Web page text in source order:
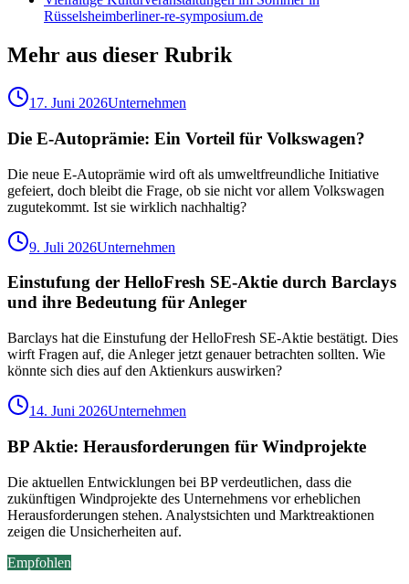
Rüsselsheimberliner-re-symposium.de
Mehr aus dieser Rubrik
17. Juni 2026Unternehmen
Die E-Autoprämie: Ein Vorteil für Volkswagen?
Die neue E-Autoprämie wird oft als umweltfreundliche Initiative
gefeiert, doch bleibt die Frage, ob sie nicht vor allem Volkswagen
zugutekommt. Ist sie wirklich nachhaltig?
9. Juli 2026Unternehmen
Einstufung der HelloFresh SE-Aktie durch Barclays
und ihre Bedeutung für Anleger
Barclays hat die Einstufung der HelloFresh SE-Aktie bestätigt. Dies
wirft Fragen auf, die Anleger jetzt genauer betrachten sollten. Wie
könnte sich dies auf den Aktienkurs auswirken?
14. Juni 2026Unternehmen
BP Aktie: Herausforderungen für Windprojekte
Die aktuellen Entwicklungen bei BP verdeutlichen, dass die
zukünftigen Windprojekte des Unternehmens vor erheblichen
Herausforderungen stehen. Analystsichten und Marktreaktionen
zeigen die Unsicherheiten auf.
Empfohlen